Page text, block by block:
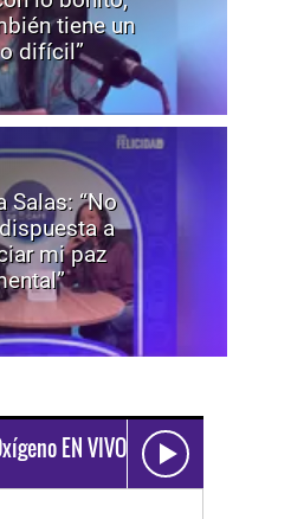
tiene un
difícil”
Salas: “No
a
mi paz
EN VIVO